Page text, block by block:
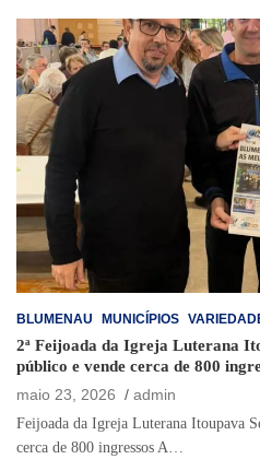
BLUMENAU MUNICÍPIOS
2ª Feijoada da Igreja Luterana
público e vende cerca de 800
maio 23, 2026
admin
Feijoada da Igreja Luterana Itoupava
cerca de 800 ingressos A…